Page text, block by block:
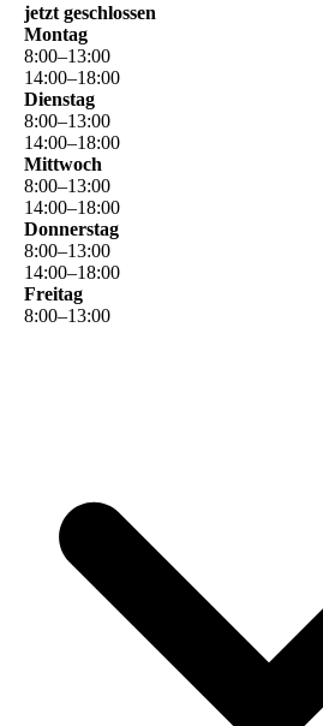
jetzt geschlossen
Montag
8:00–13:00
14:00–18:00
Dienstag
8:00–13:00
14:00–18:00
Mittwoch
8:00–13:00
14:00–18:00
Donnerstag
8:00–13:00
14:00–18:00
Freitag
8:00–13:00